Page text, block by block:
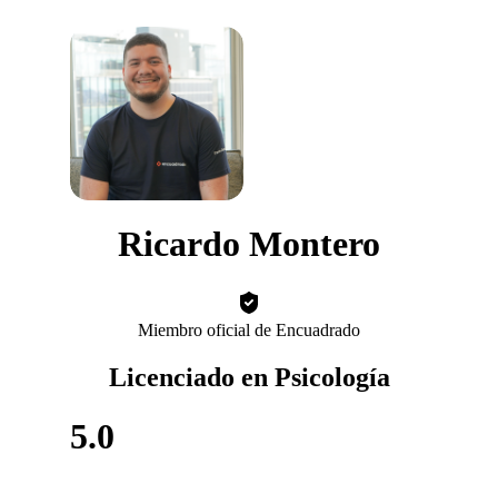
Ricardo Montero
Miembro oficial de Encuadrado
Licenciado en Psicología
5.0